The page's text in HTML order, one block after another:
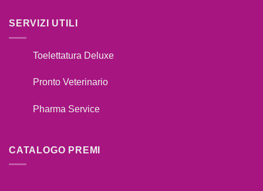
SERVIZI UTILI
Toelettatura Deluxe
Pronto Veterinario
Pharma Service
CATALOGO PREMI